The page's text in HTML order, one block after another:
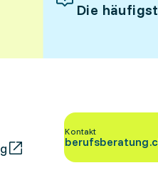
Die
Kontakt